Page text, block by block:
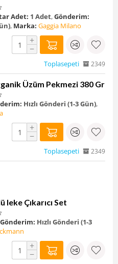
Adet: 1 Adet,Gönderim:
, Marka: Gaggia Milano
+
−
Toplasepeti 2349
Üzüm Pekmezi 380 Gr
Hızlı Gönderi (1-3 Gün),
+
−
Toplasepeti 2349
leke Çıkarıcı Set
Gönderim: Hızlı Gönderi (1-3
+
−